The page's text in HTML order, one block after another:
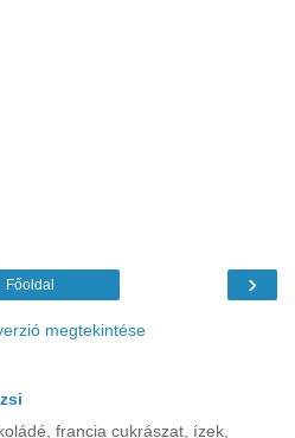
›
Főoldal
megtekintése
francia cukrászat, ízek,